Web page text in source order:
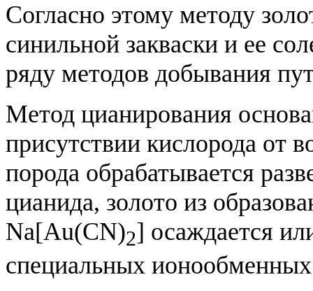
Согласно этому методу
синильной закваски и ее
ряду методов добывания
Метод цианирования
присутствии кислорода от
порода обрабатывается
цианида, золото из
Na[Au(CN)2] осаждается
специальных